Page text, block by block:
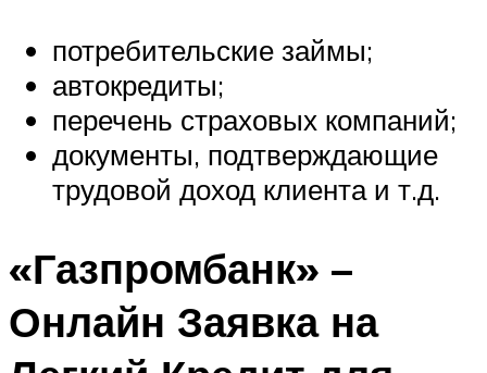
потребительские займы;
автокредиты;
перечень страховых компаний;
документы, подтверждающие
трудовой доход клиента и т.д.
«Газпромбанк» –
Онлайн Заявка на